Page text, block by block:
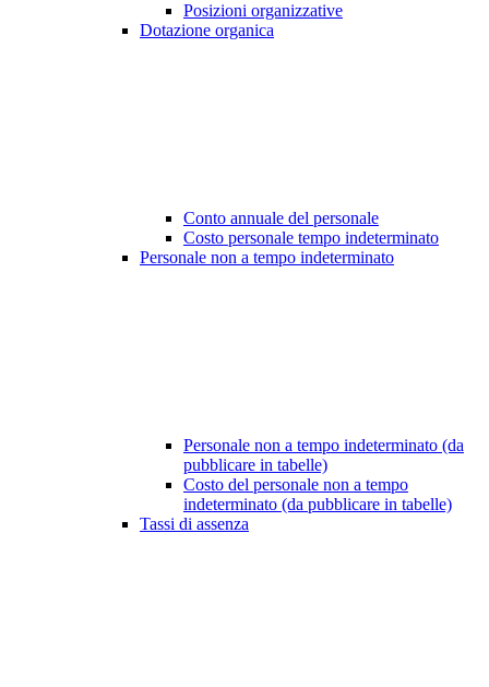
Posizioni organizzative
Dotazione organica
Conto annuale del personale
Costo personale tempo indeterminato
Personale non a tempo indeterminato
Personale non a tempo indeterminato (da
pubblicare in tabelle)
Costo del personale non a tempo
indeterminato (da pubblicare in tabelle)
Tassi di assenza